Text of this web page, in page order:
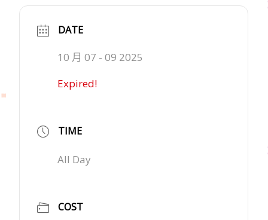
DATE
10 月 07 - 09 2025
Expired!
TIME
All Day
COST